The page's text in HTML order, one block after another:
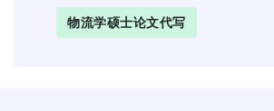
物流学硕士论文代写